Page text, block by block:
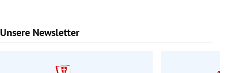
Unsere Newsletter
Slide 1 von 9